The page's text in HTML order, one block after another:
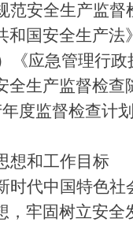
范安全生产监
和国安全生产
）《应急管理行
全生产监督检
度监督检查计
想和工作目标
时代中国特色
，牢固树立安